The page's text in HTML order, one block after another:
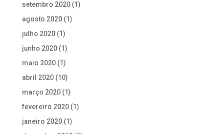
setembro 2020(1)
agosto 2020(1)
julho 2020(1)
junho 2020(1)
maio 2020(1)
abril 2020(10)
março 2020(1)
fevereiro 2020(1)
janeiro 2020(1)